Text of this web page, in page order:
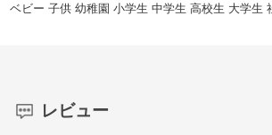
ベビー 子供 幼稚園 小学生 中学生 高校生 大学生
レビュー